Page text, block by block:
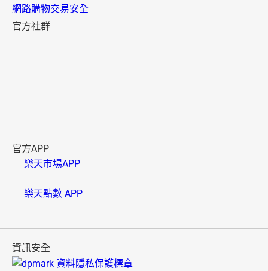
網路購物交易安全
官方社群
官方APP
樂天市場APP
樂天點數 APP
資訊安全